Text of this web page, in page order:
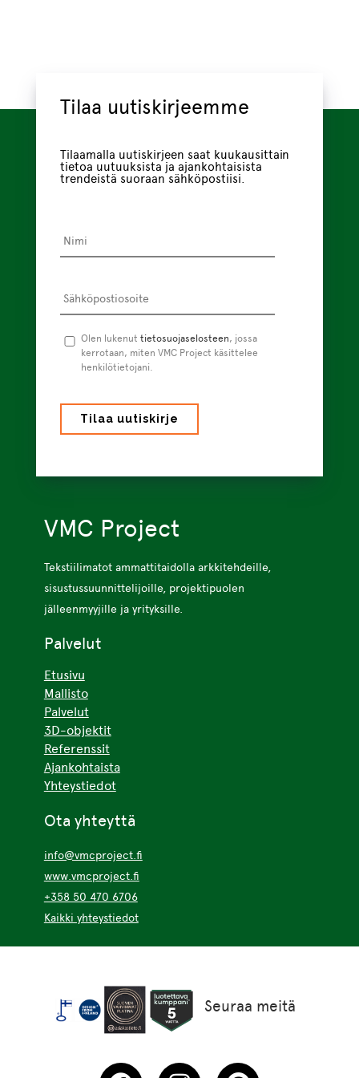
Tilaa uutiskirjeemme
Tilaamalla uutiskirjeen saat kuukausittain
tietoa uutuuksista ja ajankohtaisista
trendeistä suoraan sähköpostiisi.
Tietosuojaseloste *
Olen lukenut tietosuojaselosteen, jossa
kerrotaan, miten VMC Project käsittelee
henkilötietojani.
VMC Project
Tekstiilimatot ammattitaidolla arkkitehdeille,
sisustussuunnittelijoille, projektipuolen
jälleenmyyjille ja yrityksille.
Palvelut
Etusivu
Mallisto
Palvelut
3D-objektit
Referenssit
Ajankohtaista
Yhteystiedot
Ota yhteyttä
info@vmcproject.fi
www.vmcproject.fi
+358 50 470 6706
Kaikki yhteystiedot
Seuraa meitä